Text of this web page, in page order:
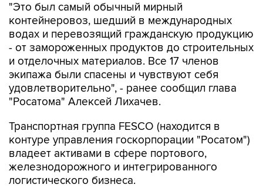
"Это был самый обычный мирный
контейнеровоз, шедший в международных
водах и перевозящий гражданскую продукцию
- от замороженных продуктов до строительных
и отделочных материалов. Все 17 членов
экипажа были спасены и чувствуют себя
удовлетворительно", - ранее сообщил глава
"Росатома" Алексей Лихачев.
Транспортная группа FESCO (находится в
контуре управления госкорпорации "Росатом")
владеет активами в сфере портового,
железнодорожного и интегрированного
логистического бизнеса.